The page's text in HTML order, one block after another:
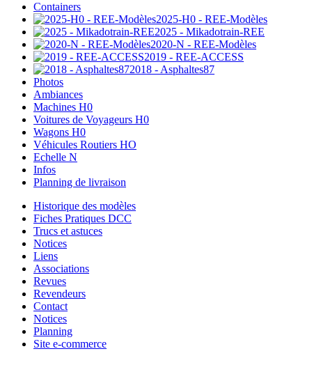
Containers
2025-H0 - REE-Modèles
2025 - Mikadotrain-REE
2020-N - REE-Modèles
2019 - REE-ACCESS
2018 - Asphaltes87
Photos
Ambiances
Machines H0
Voitures de Voyageurs H0
Wagons H0
Véhicules Routiers HO
Echelle N
Infos
Planning de livraison
Historique des modèles
Fiches Pratiques DCC
Trucs et astuces
Notices
Liens
Associations
Revues
Revendeurs
Contact
Notices
Planning
Site e-commerce